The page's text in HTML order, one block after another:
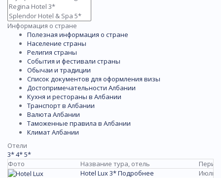
Информация о стране
Полезная информация о стране
Население страны
Религия страны
События и фестивали страны
Обычаи и традиции
Список документов для оформления визы
Достопримечательности Албании
Кухня и рестораны в Албании
Транспорт в Албании
Валюта Албании
Таможенные правила в Албании
Климат Албании
Отели
3*4*5*
Фото
Название тура, отель
Hotel Lux 3*Подробнее
Июль/